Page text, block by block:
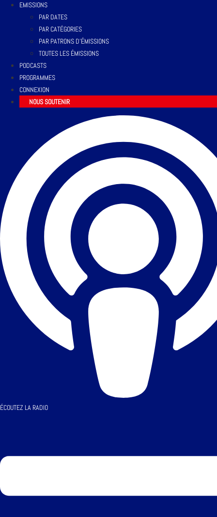
EMISSIONS
PAR DATES
PAR CATÉGORIES
PAR PATRONS D’ÉMISSIONS
TOUTES LES ÉMISSIONS
PODCASTS
PROGRAMMES
CONNEXION
NOUS SOUTENIR
ÉCOUTEZ LA RADIO